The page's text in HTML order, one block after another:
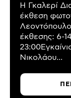
Η Γκαλερί
έκθεση
έκθεσης: 6-
Νικολάου...